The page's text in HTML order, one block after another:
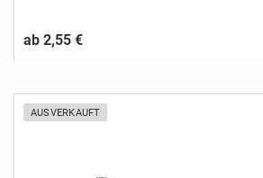
ab 2,55 €
AUSVERKAUFT